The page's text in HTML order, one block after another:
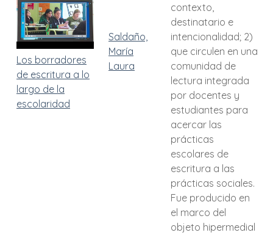
Los borradores
de escritura a lo
largo de la
escolaridad
Saldaño,
María
Laura
contexto,
destinatario e
intencionalidad; 2)
que circulen en una
comunidad de
lectura integrada
por docentes y
estudiantes para
acercar las
prácticas
escolares de
escritura a las
prácticas sociales.
Fue producido en
el marco del
objeto hipermedial